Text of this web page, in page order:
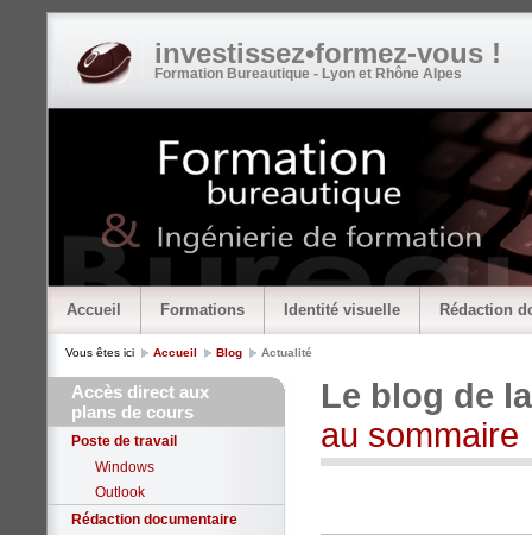
investissez•formez-vous !
Formation Bureautique - Lyon et Rhône Alpes
Accueil Formations Identité visuelle Rédaction
Vous êtes ici Accueil Blog Actualité
Accès direct aux
plans de cours
Poste de travail
Windows
Outlook
Rédaction documentaire
Le blog de
au sommaire